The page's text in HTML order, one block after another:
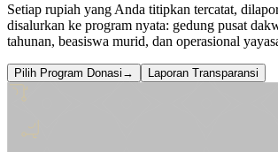
Setiap rupiah yang Anda titipkan tercatat,
disalurkan ke program nyata: gedung pusat
tahunan, beasiswa murid, dan operasional
Pilih Program Donasi → Laporan Transparansi